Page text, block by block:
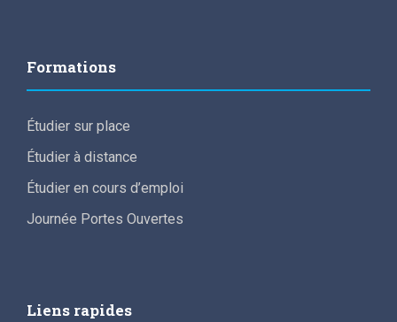
Formations
Étudier sur place
Étudier à distance
Étudier en cours d’emploi
Journée Portes Ouvertes
Liens rapides